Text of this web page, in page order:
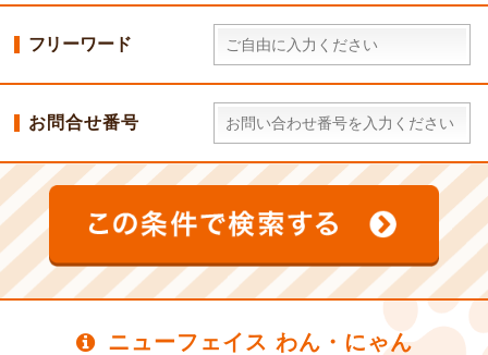
フリーワード
お問合せ番号
ニューフェイス わん・にゃん